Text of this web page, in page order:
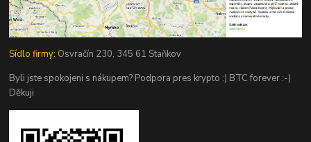
Sídlo firmy: Osvračín 230, 345 61 Staňkov
Byli jste spokojeni s nákupem? Podpora pres krypto :) BTC forever :-)
Děkuji